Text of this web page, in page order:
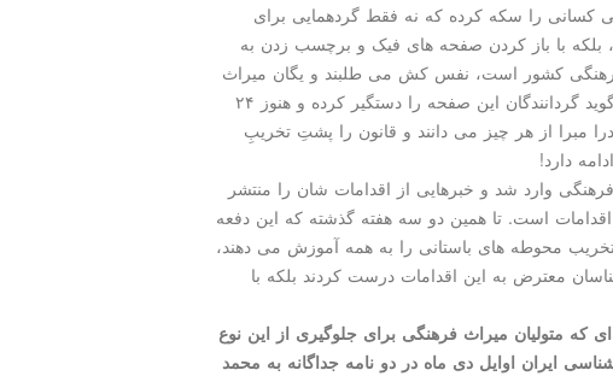
کسانی را سکه کرده که نه فقط گردهمایی برای
بلکه با باز کردن صفحه های فیک و برچسب زدن به
کشور است، نفس کش می طلبند و یگان میراث
فرهنگی مانده و حرف هایی که یک دفعه می گوید گردانندگان این صفحه را دستگیر کرده و هنوز ۲۴
مبرا از هر چیز می دانند و قانون را پشتِ تخریبِ
دارد‍!
وارد شد و خبرهایی از اقدامات شان را منتشر
اقدامات است. تا همین دو سه هفته گذشته که این دفعه
محوطه های باستانی را به همه آموزش می دهند،
معترض به این اقدامات درست کردند بلکه با
که متولیان میراث فرهنگی برای جلوگیری از این نوع
ایران اوایل دی ماه در دو نامه جداگانه به محمد